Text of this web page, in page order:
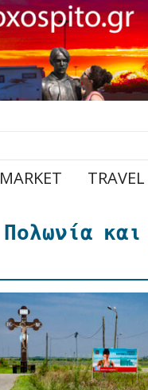
MARKET TRAVEL
Πολωνία